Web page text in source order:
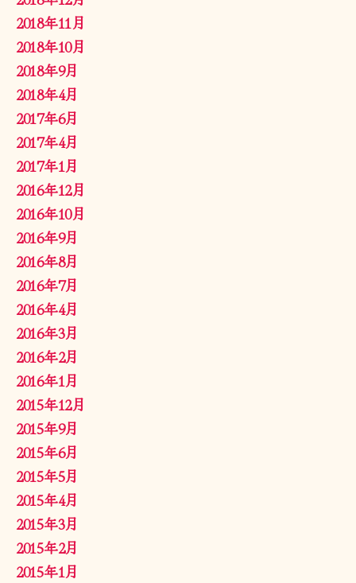
2018年11月
2018年10月
2018年9月
2018年4月
2017年6月
2017年4月
2017年1月
2016年12月
2016年10月
2016年9月
2016年8月
2016年7月
2016年4月
2016年3月
2016年2月
2016年1月
2015年12月
2015年9月
2015年6月
2015年5月
2015年4月
2015年3月
2015年2月
2015年1月